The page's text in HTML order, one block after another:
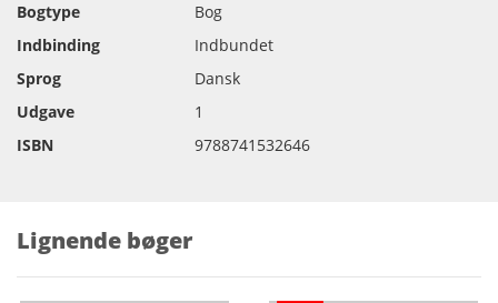
Bogtype
Bog
Indbinding
Indbundet
Sprog
Dansk
Udgave
1
ISBN
9788741532646
Lignende bøger